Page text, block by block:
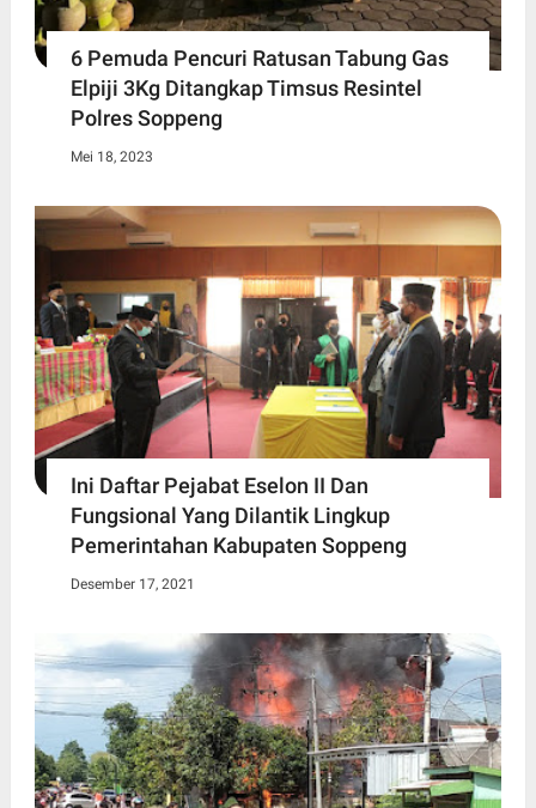
6 Pemuda Pencuri Ratusan Tabung Gas
Elpiji 3Kg Ditangkap Timsus Resintel
Polres Soppeng
Mei 18, 2023
Ini Daftar Pejabat Eselon II Dan
Fungsional Yang Dilantik Lingkup
Pemerintahan Kabupaten Soppeng
Desember 17, 2021